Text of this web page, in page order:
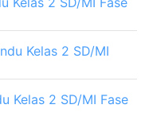
Kelas 2 SD/MI
Kelas 2 SD/MI Fase